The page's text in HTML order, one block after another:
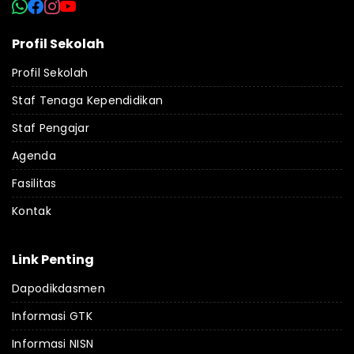
Profil Sekolah
Profil Sekolah
Staf Tenaga Kependidikan
Staf Pengajar
Agenda
Fasilitas
Kontak
Link Penting
Dapodikdasmen
Informasi GTK
Informasi NISN